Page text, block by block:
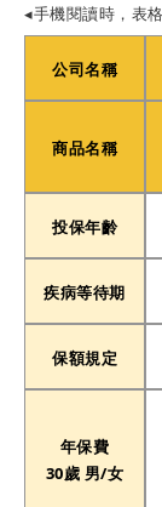
◂手機閱讀時，表
公司名稱
商品名稱
投保年齡
疾病等待期
保額規定
年保費
30歲 男/女